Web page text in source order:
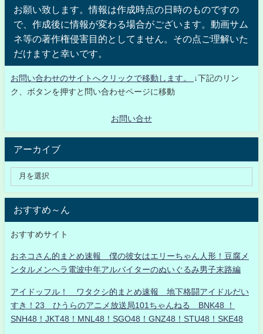
お願い致します。情報は作成時点の日時のものですの
で、作成後に情報が変わる場合がございます。動画サム
ネ等の著作権侵害目的としてません。その点ご理解いた
だけますと幸いです。
お問い合わせのサイトへクリックで移動します。
↓下記のリン
ク、ボタンを押すと問い合わせページに移動
お問い合せ
アーカイブ
おすすめ～ん
おすすめサイト
おネコさん的まとめ速報 僕の彼女はエリーちゃん人形！豆腐メ
ンタルメンヘラ電波中年アルバイターのぬいぐるみ男子末路編
アイドッフル！ ワタクシ的まとめ速報 地下格闘アイドルだい
すき！23 ひうらのアニメ放送局101ちゃんねる BNK48 ！
SNH48！JKT48！MNL48！SGO48！GNZ48！STU48！SKE48